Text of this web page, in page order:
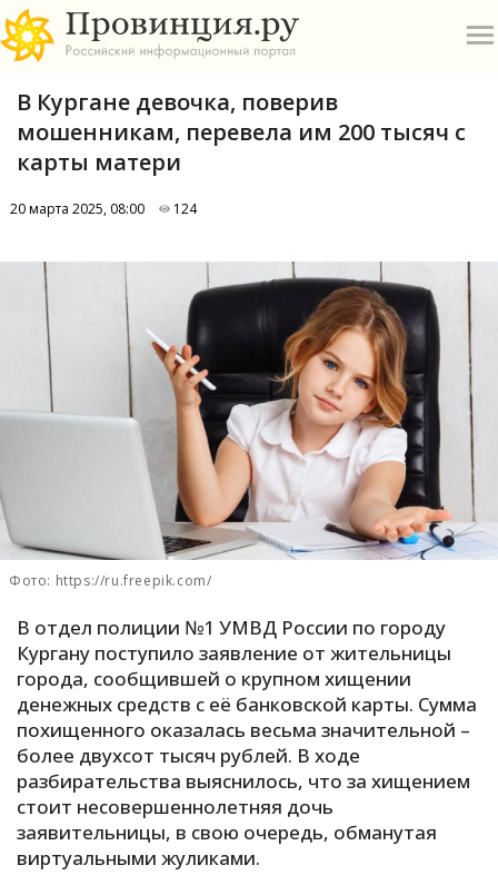
Е
И
К
М
П
Р
С
Т
У
Х
В Кургане девочка, поверив
мошенникам, перевела им 200 тысяч с
карты матери
20 марта 2025, 08:00 124
Фото: https://ru.freepik.com/
В отдел полиции №1 УМВД России по городу
Кургану поступило заявление от жительницы
города, сообщившей о крупном хищении
денежных средств с её банковской карты. Сумма
похищенного оказалась весьма значительной –
более двухсот тысяч рублей. В ходе
разбирательства выяснилось, что за хищением
стоит несовершеннолетняя дочь
заявительницы, в свою очередь, обманутая
виртуальными жуликами.